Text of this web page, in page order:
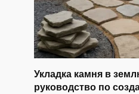
Укладка камня в
руководство по